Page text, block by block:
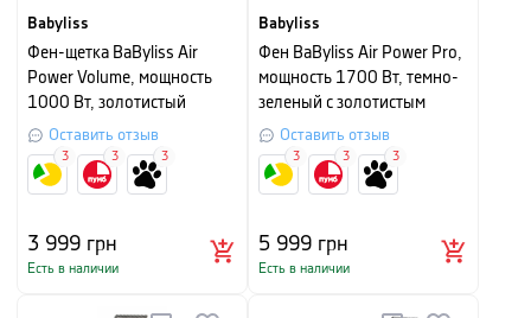
Babyliss
Фен-щетка BaByliss Air
Power Volume, мощность
1000 Вт, золотистый
Оставить отзыв
3 999 грн
Есть в наличии
3 3 3
Babyliss
Фен BaByliss Air Power Pro,
мощность 1700 Вт, темно-
зеленый с золотистым
Оставить отзыв
5 999 грн
Есть в наличии
3 3 3